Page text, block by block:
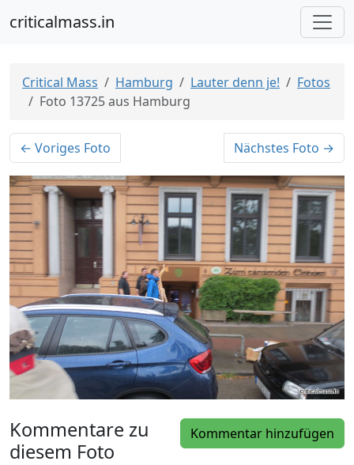
criticalmass.in
Critical Mass Hamburg Lauter denn je!
Fotos
Foto 13725 aus Hamburg
← Voriges Foto Nächstes Foto →
Kommentar hinzufügen
Kommentare zu
diesem Foto